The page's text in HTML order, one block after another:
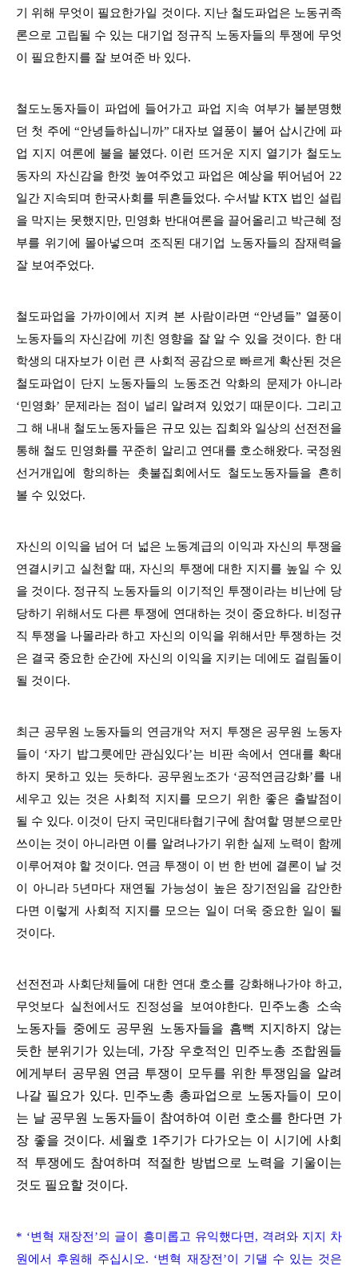
기 위해 무엇이 필요한가일 것이다. 지난 철도파업은 노동귀족
론으로 고립될 수 있는 대기업 정규직 노동자들의 투쟁에 무엇
이 필요한지를 잘 보여준 바 있다.
철도노동자들이 파업에 들어가고 파업 지속 여부가 불분명했
던 첫 주에 “안녕들하십니까” 대자보 열풍이 불어 삽시간에 파
업 지지 여론에 불을 붙였다. 이런 뜨거운 지지 열기가 철도노
동자의 자신감을 한껏 높여주었고 파업은 예상을 뛰어넘어 22
일간 지속되며 한국사회를 뒤흔들었다. 수서발 KTX 법인 설립
을 막지는 못했지만, 민영화 반대여론을 끌어올리고 박근혜 정
부를 위기에 몰아넣으며 조직된 대기업 노동자들의 잠재력을
잘 보여주었다.
철도파업을 가까이에서 지켜 본 사람이라면 “안녕들” 열풍이
노동자들의 자신감에 끼친 영향을 잘 알 수 있을 것이다. 한 대
학생의 대자보가 이런 큰 사회적 공감으로 빠르게 확산된 것은
철도파업이 단지 노동자들의 노동조건 악화의 문제가 아니라
‘민영화’ 문제라는 점이 널리 알려져 있었기 때문이다. 그리고
그 해 내내 철도노동자들은 규모 있는 집회와 일상의 선전전을
통해 철도 민영화를 꾸준히 알리고 연대를 호소해왔다. 국정원
선거개입에 항의하는 촛불집회에서도 철도노동자들을 흔히
볼 수 있었다.
자신의 이익을 넘어 더 넓은 노동계급의 이익과 자신의 투쟁을
연결시키고 실천할 때, 자신의 투쟁에 대한 지지를 높일 수 있
을 것이다. 정규직 노동자들의 이기적인 투쟁이라는 비난에 당
당하기 위해서도 다른 투쟁에 연대하는 것이 중요하다. 비정규
직 투쟁을 나몰라라 하고 자신의 이익을 위해서만 투쟁하는 것
은 결국 중요한 순간에 자신의 이익을 지키는 데에도 걸림돌이
될 것이다.
최근 공무원 노동자들의 연금개악 저지 투쟁은 공무원 노동자
들이 ‘자기 밥그릇에만 관심있다’는 비판 속에서 연대를 확대
하지 못하고 있는 듯하다. 공무원노조가 ‘공적연금강화’를 내
세우고 있는 것은 사회적 지지를 모으기 위한 좋은 출발점이
될 수 있다. 이것이 단지 국민대타협기구에 참여할 명분으로만
쓰이는 것이 아니라면 이를 알려나가기 위한 실제 노력이 함께
이루어져야 할 것이다. 연금 투쟁이 이 번 한 번에 결론이 날 것
이 아니라 5년마다 재연될 가능성이 높은 장기전임을 감안한
다면 이렇게 사회적 지지를 모으는 일이 더욱 중요한 일이 될
것이다.
선전전과 사회단체들에 대한 연대 호소를 강화해나가야 하고,
무엇보다 실천에서도 진정성을 보여야한다. 민주노총 소속
노동자들 중에도 공무원 노동자들을 흠뻑 지지하지 않는
듯한 분위기가 있는데, 가장 우호적인 민주노총 조합원들
에게부터 공무원 연금 투쟁이 모두를 위한 투쟁임을 알려
나갈 필요가 있다. 민주노총 총파업으로 노동자들이 모이
는 날 공무원 노동자들이 참여하여 이런 호소를 한다면 가
장 좋을 것이다. 세월호 1주기가 다가오는 이 시기에 사회
적 투쟁에도 참여하며 적절한 방법으로 노력을 기울이는
것도 필요할 것이다.
* ‘변혁 재장전’의 글이 흥미롭고 유익했다면, 격려와 지지 차
원에서 후원해 주십시오. ‘변혁 재장전’이 기댈 수 있는 것은